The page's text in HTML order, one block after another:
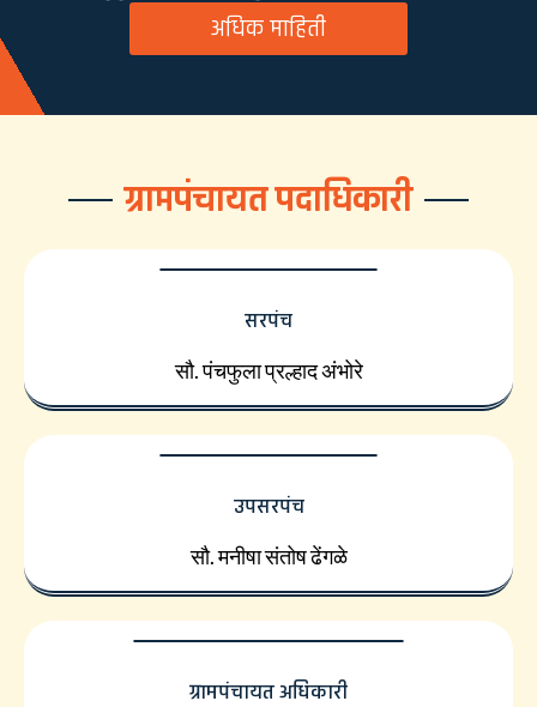
अधिक माहिती
ग्रामपंचायत पदाधिकारी
सरपंच
सौ. पंचफुला प्रल्हाद अंभोरे
उपसरपंच
सौ. मनीषा संतोष ढेंगळे
ग्रामपंचायत अधिकारी